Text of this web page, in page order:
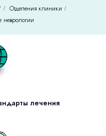
/ Отделения клиники /
неврологии
лечения